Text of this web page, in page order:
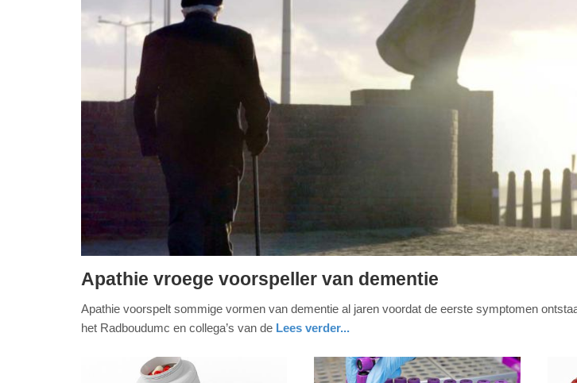
15.
december
Apathie vroege voorspeller van dementie
Apathie voorspelt sommige vormen van dementie al jaren voordat de eerste symptomen
het Radboudumc en collega’s van de Lees verder...